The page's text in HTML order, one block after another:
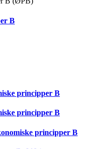
B
principper B
principper B
principper B